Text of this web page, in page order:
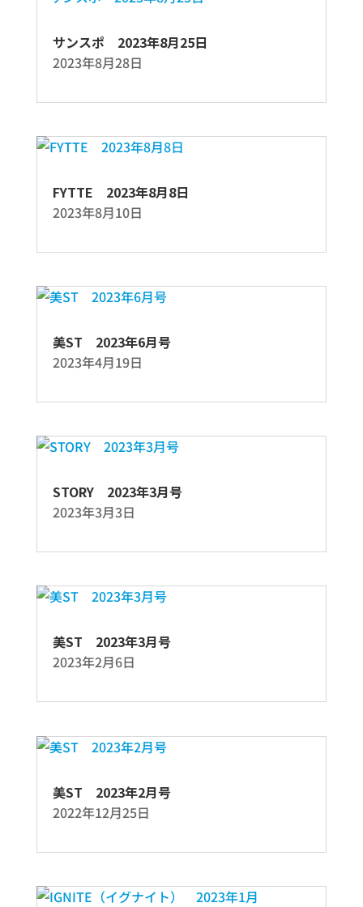
サンスポ 2023年8月25日
2023年8月28日
FYTTE 2023年8月8日
2023年8月10日
美ST 2023年6月号
2023年4月19日
STORY 2023年3月号
2023年3月3日
美ST 2023年3月号
2023年2月6日
美ST 2023年2月号
2022年12月25日